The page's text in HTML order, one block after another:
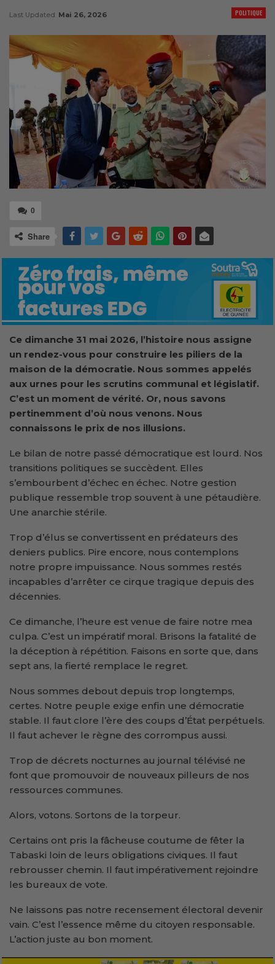
POLITIQUE
Last Updated Mai 26, 2026
0
Share
Ce dimanche 31 mai 2026, l’histoire nous assigne
un rendez-vous pour construire les piliers de la
maison de la démocratie. Nous sommes appelés
aux urnes pour les scrutins communal et législatif.
C’est un moment de vérité. Or, nous savons
pertinemment d’où nous venons. Nous
connaissons le prix de nos illusions.
Le bilan de notre passé démocratique est lourd. Nos
transitions politiques se succèdent. Elles
s’embourbent d’échec en échec. Notre gestion
publique ressemble trop souvent à une pétaudière.
Une anarchie stérile.
Trop d’élus se convertissent en prédateurs des
deniers publics. Pire encore, nous contemplons
notre propre impuissance. Nous sommes restés
incapables d’arrêter ce cirque tragique depuis des
décennies.
Ce dimanche, l’heure est venue de faire notre mea
culpa. C’est un impératif moral. Brisons la fatalité de
la déception à répétition. Faisons en sorte que, dans
sept ans, la fierté remplace le regret.
Nous sommes debout depuis trop longtemps,
certes. Notre peuple exige enfin une démocratie
stable. Il faut clore l’ère des coups d’État perpétuels.
Il faut achever le règne des corrompus aussi.
Trop de décrets nocturnes au journal télévisé ne
font que promouvoir de nouveaux pilleurs de nos
ressources communes.
Alors, votons. Sortons de la torpeur.
Certains ont pris la fâcheuse coutume de fêter la
Tabaski loin de leurs obligations civiques. Il faut
rebrousser chemin. Il faut impérativement rejoindre
les bureaux de vote.
Ne laissons pas notre recensement électoral devenir
vain. C’est l’essence même du citoyen responsable.
L’action juste au bon moment.